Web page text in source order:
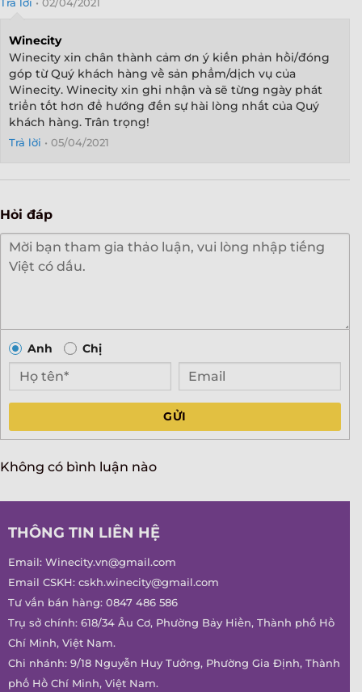
Winecity
Winecity xin chân thành cảm ơn ý kiến phản hồi/đóng
góp từ Quý khách hàng về sản phẩm/dịch vụ của
Winecity. Winecity xin ghi nhận và sẽ từng ngày phát
triển tốt hơn để hướng đến sự hài lòng nhất của Quý
khách hàng. Trân trọng!
Trả lời • 05/04/2021
Hỏi đáp
Anh Chị
GỬI
Không có bình luận nào
THÔNG TIN LIÊN HỆ
Email: Winecity.vn@gmail.com
Email CSKH: cskh.winecity@gmail.com
Tư vấn bán hàng: 0847 486 586
Trụ sở chính: 618/34 Âu Cơ, Phường Bảy Hiền, Thành phố Hồ
Chí Minh, Việt Nam.
Chi nhánh: 9/18 Nguyễn Huy Tưởng, Phường Gia Định, Thành
phố Hồ Chí Minh, Việt Nam.